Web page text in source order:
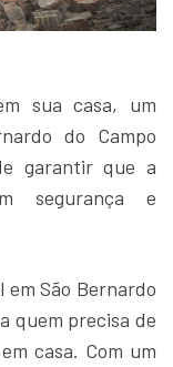
sua casa, um
do Campo
garantir que a
segurança e
em São Bernardo
quem precisa de
casa. Com um